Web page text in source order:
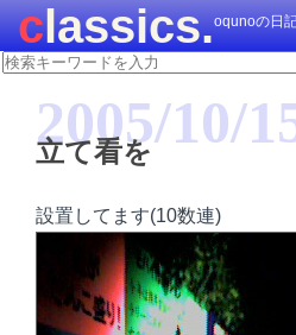
classics.oqunoの日
2005/10/
立て看を
設置してます(10数連)